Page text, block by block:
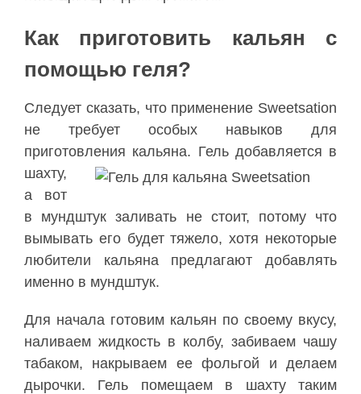
Как приготовить кальян
с
помощью геля?
Следует сказать, что применение Sweetsation
не
требует особых навыков
для
приготовления кальяна. Гель добавляется в
шахту,
а
вот
в
мундштук заливать не стоит, потому
что
вымывать его будет тяжело,хотя некоторые
любители
кальяна предлагают
добавлять
именно в мундштук.
Для начала готовим кальян по своему вкусу,
наливаем жидкость в колбу, забиваем чашу
табаком, накрываем ее фольгой и
делаем
дырочки. Гель помещаем в шахту
таким